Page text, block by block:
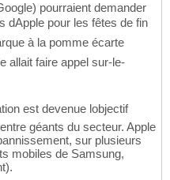
pourraient demander
dApple pour les fêtes de fin
à la pomme écarte
allait faire appel sur-le-
est devenue lobjectif
géants du secteur. Apple
sur plusieurs
mobiles de Samsung,